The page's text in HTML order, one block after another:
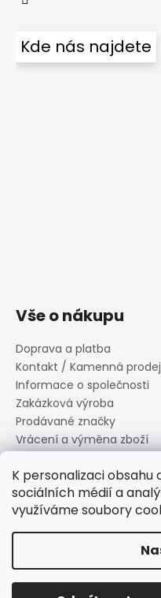
K personalizaci
sociálních médií a
využíváme soubory
Kde nás najdete
Vše o nákupu
Doprava a platba
Kontakt / Kamenná
Informace o společnosti
Zakázková výroba
Prodávané značky
Vrácení a výměna zboží
Informace o souborech
Reklamační řád
Obchodní podmínky
Copyright 2026Canard